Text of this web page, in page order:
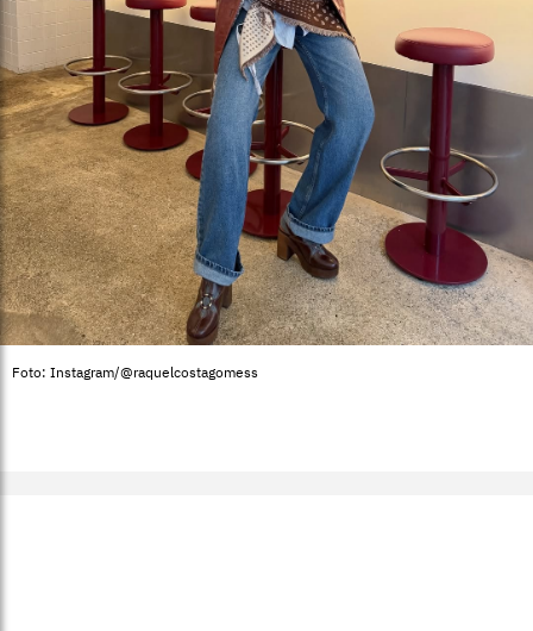
Foto: Instagram/@raquelcostagomess